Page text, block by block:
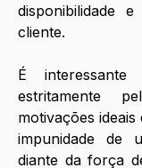
disponibilidade
cliente.
É
estritamente
motivações
impunidade de
diante da força